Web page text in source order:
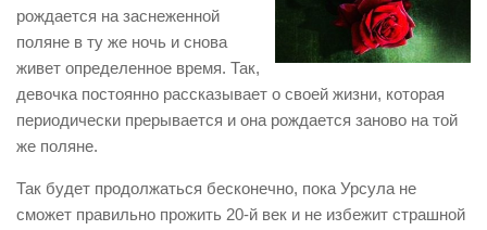
рождается на заснеженной
поляне в ту же ночь и снова
живет определенное время. Так,
девочка постоянно рассказывает о своей жизни, которая
периодически прерывается и она рождается заново на той
же поляне.
Так будет продолжаться бесконечно, пока Урсула не
сможет правильно прожить 20-й век и не избежит страшной